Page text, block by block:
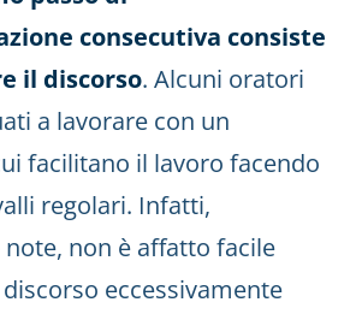
consecutiva consiste
il discorso. Alcuni oratori
a lavorare con un
facilitano il lavoro facendo
regolari. Infatti,
non è affatto facile
eccessivamente